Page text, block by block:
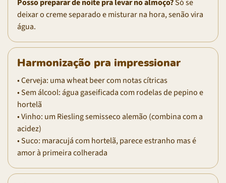
Posso preparar de noite pra levar no almoço?Só se
deixar o creme separado e misturar na hora, senão vira
água.
Harmonização pra impressionar
• Cerveja: uma wheat beer com notas cítricas
• Sem álcool: água gaseificada com rodelas de pepino e
hortelã
• Vinho: um Riesling semisseco alemão (combina com a
acidez)
• Suco: maracujá com hortelã, parece estranho mas é
amor à primeira colherada